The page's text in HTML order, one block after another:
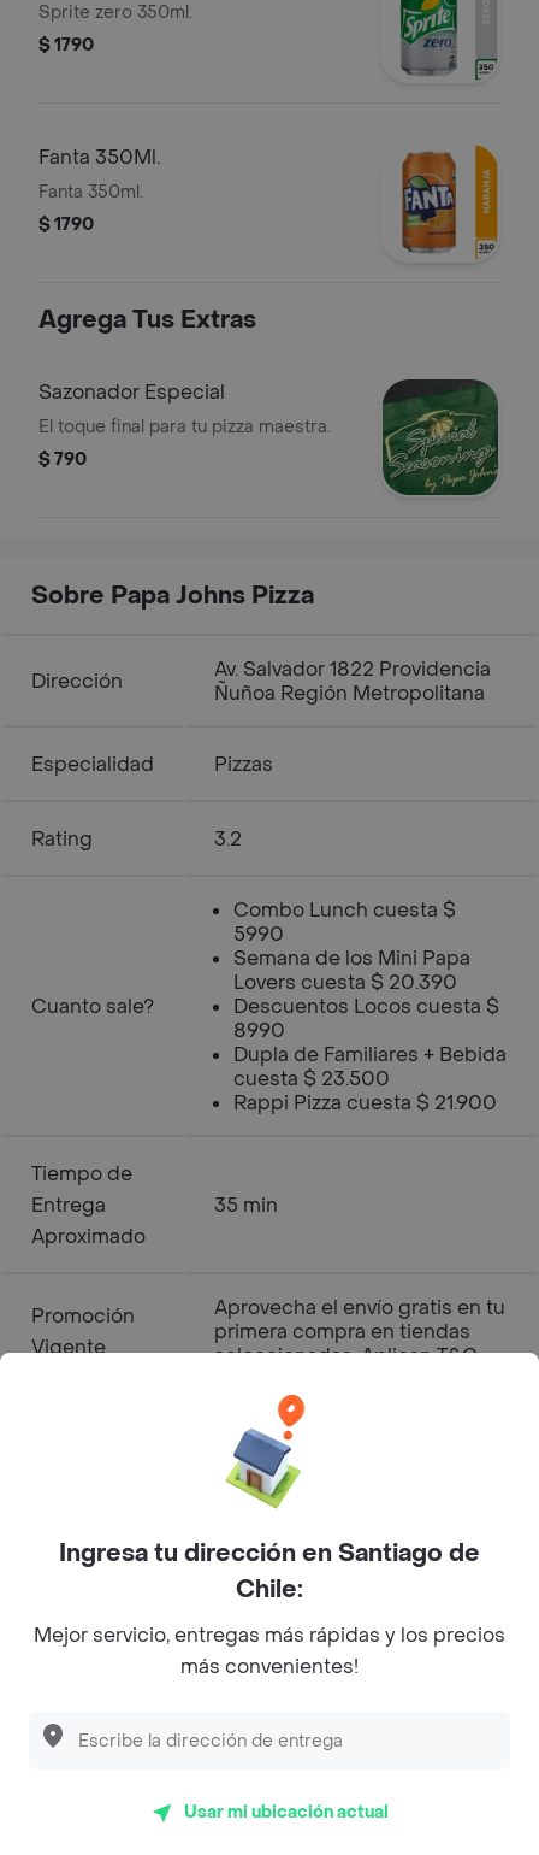
Sprite zero 350ml.
$ 1790
Fanta 350Ml.
Fanta 350ml.
$ 1790
Agrega Tus Extras
Sazonador Especial
El toque final para tu pizza maestra.
$ 790
Sobre Papa Johns Pizza
Dirección
Av. Salvador 1822 Providencia
Ñuñoa Región Metropolitana
Especialidad Pizzas
Rating 3.2
Cuanto sale?
Combo Lunch cuesta $
5990
Semana de los Mini Papa
Lovers cuesta $ 20.390
Descuentos Locos cuesta $
8990
Dupla de Familiares + Bebida
cuesta $ 23.500
Rappi Pizza cuesta $ 21.900
Tiempo de
Entrega
Aproximado
35 min
Promoción
Vigente
Aprovecha el envío gratis en tu
primera compra en tiendas
seleccionadas. Aplican T&C
10:00:00
Cierre
23:59:59
Papa Johns Pizza - Ñuñoa
Ingresa tu dirección en Santiago de
Chile:
Mejor servicio, entregas más rápidas y los precios
más convenientes!
Usar mi ubicación actual